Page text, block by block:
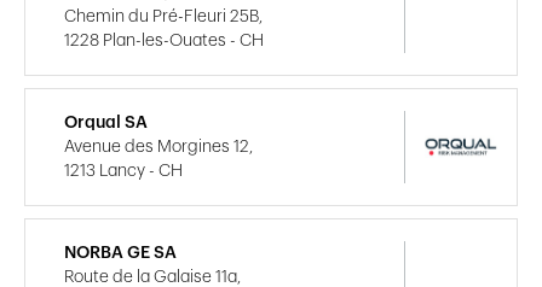
Chemin du Pré-Fleuri 25B,
1228 Plan-les-Ouates - CH
Orqual SA
Avenue des Morgines 12,
1213 Lancy - CH
NORBA GE SA
Route de la Galaise 11a,